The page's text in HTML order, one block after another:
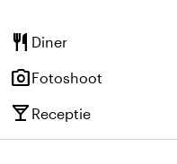
restaurant Diner
photo_cameraFotoshoot
local_bar Receptie